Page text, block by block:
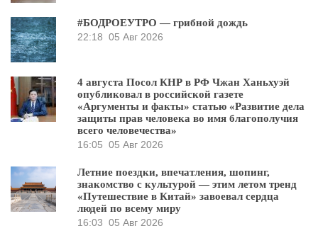
#БОДРОЕУТРО — грибной дождь
22:18 05 Авг 2026
4 августа Посол КНР в РФ Чжан Ханьхуэй
опубликовал в российской газете
«Аргументы и факты» статью «Развитие дела
защиты прав человека во имя благополучия
всего человечества»
16:05 05 Авг 2026
Летние поездки, впечатления, шопинг,
знакомство с культурой — этим летом тренд
«Путешествие в Китай» завоевал сердца
людей по всему миру
16:03 05 Авг 2026